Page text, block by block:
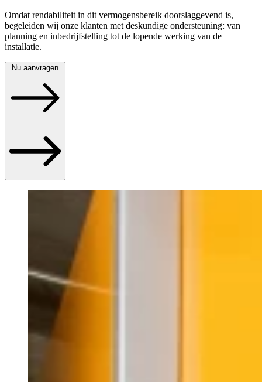
Omdat rendabiliteit in dit vermogensbereik doorslaggevend is,
begeleiden wij onze klanten met deskundige ondersteuning: van
planning en inbedrijfstelling tot de lopende werking van de
installatie.
Nu aanvragen